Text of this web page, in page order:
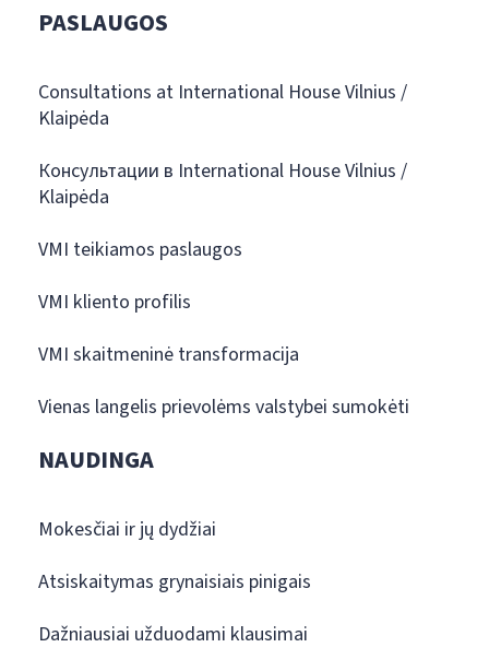
PASLAUGOS
Consultations at International House Vilnius /
Klaipėda
Консультации в International House Vilnius /
Klaipėda
VMI teikiamos paslaugos
VMI kliento profilis
VMI skaitmeninė transformacija
Vienas langelis prievolėms valstybei sumokėti
NAUDINGA
Mokesčiai ir jų dydžiai
Atsiskaitymas grynaisiais pinigais
Dažniausiai užduodami klausimai